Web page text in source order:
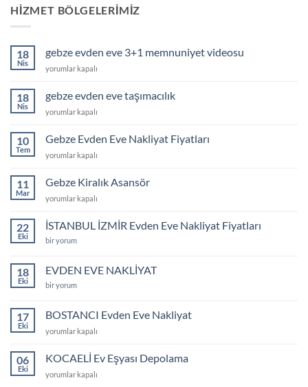
HIZMET BÖLGELERIMIZ
18
Nis
gebze evden eve 3+1 memnuniyet videosu
gebze
3+1
memnuniyet
için
yorumlar kapalı
18
Nis
gebze evden eve taşımacılık
gebze
eve
için
yorumlar kapalı
10
Tem
Gebze Evden Eve Nakliyat Fiyatları
Gebze
Eve
Fiyatları
yorumlar kapalı
11
Mar
Gebze Kiralık Asansör
Gebze
Asansör
yorumlar kapalı
22
Eki
İSTANBUL İZMİR Evden Eve Nakliyat Fiyatları
İSTANBUL
Eve
Nakliyat
Fiyatları
bir yorum
18
Eki
EVDEN EVE NAKLİYAT
EVDEN
için
bir yorum
17
Eki
BOSTANCI Evden Eve Nakliyat
BOSTANCI
Eve
için
yorumlar kapalı
06
Eki
KOCAELİ Ev Eşyası Depolama
KOCAELİ
yorumlar kapalı